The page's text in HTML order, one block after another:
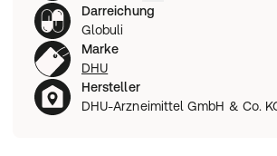
Darreichung
Globuli
Marke
DHU
Hersteller
DHU-Arzneimittel GmbH & Co.